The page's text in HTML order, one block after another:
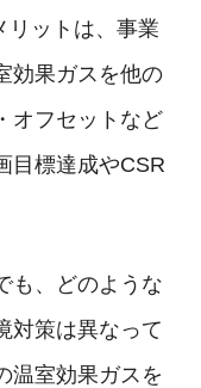
リットは、事業
効果ガスを他の
オフセットなど
目標達成やCSR
も、どのような
対策は異なって
温室効果ガスを